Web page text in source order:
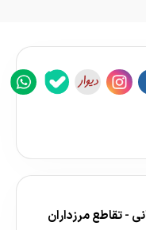
- تقاطع مرزداران